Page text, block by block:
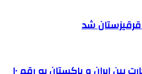
شد